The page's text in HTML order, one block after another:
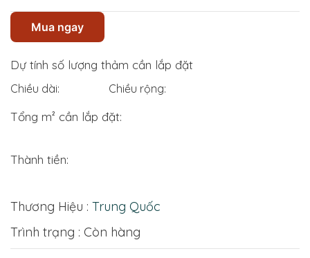
Mua ngay
Dự tính số lượng thảm cần lắp đặt
Chiều dài: Chiều rộng:
Tổng m² cần lắp đặt:
Thành tiền:
Thương Hiệu : Trung Quốc
Trình trạng : Còn hàng